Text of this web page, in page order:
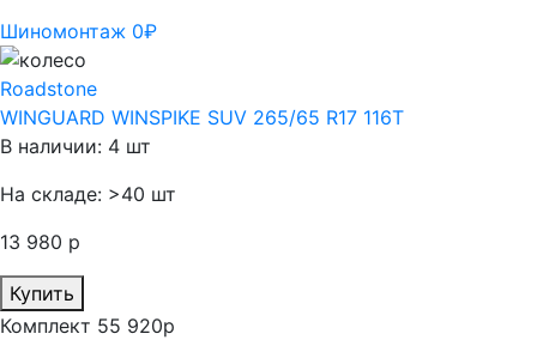
Шиномонтаж 0₽
Roadstone
WINGUARD WINSPIKE SUV 265/65 R17 116T
В наличии: 4 шт
На складе: >40 шт
13 980 р
Купить
Комплект 55 920р